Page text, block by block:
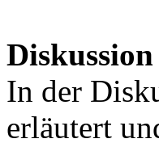
Diskussion
In der
erläutert